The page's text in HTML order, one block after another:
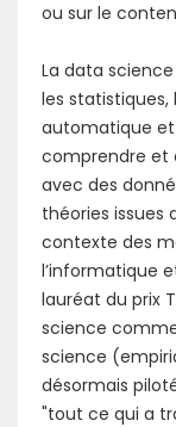
ou sur le
La data
les statistiques,
automatique et
comprendre et
avec des
théories issues
contexte des
l’informatique
lauréat du prix
science
science
désormais
"tout ce qui a